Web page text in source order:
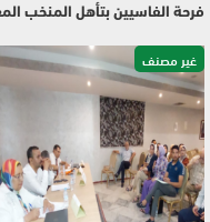
فرحة الفاسيين بتأهل المنخب المغربي
غير مصنف